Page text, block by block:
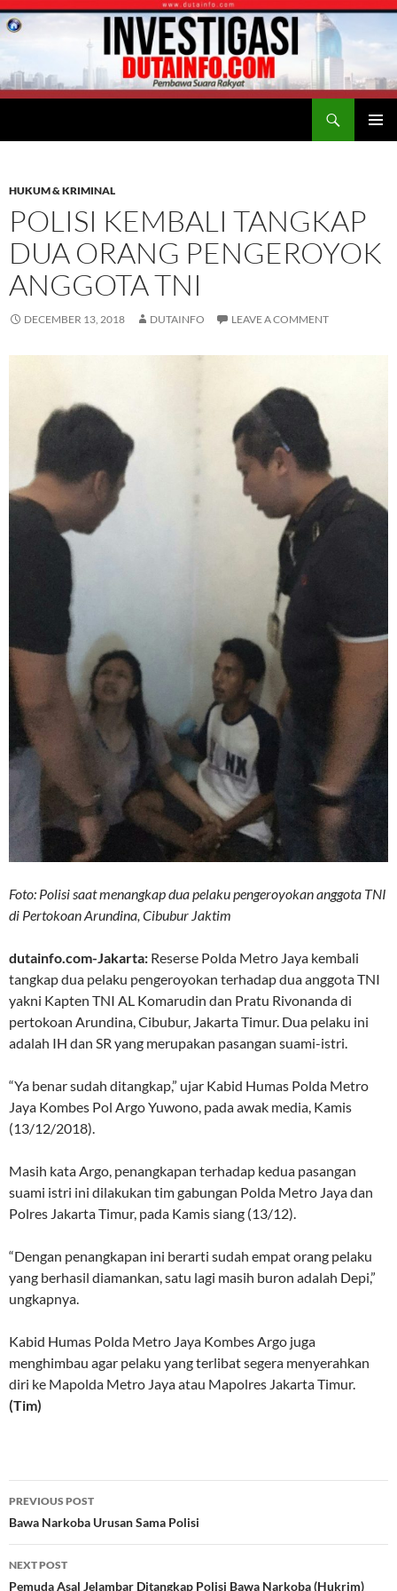
HUKUM & KRIMINAL
POLISI KEMBALI TANGKAP
DUA ORANG PENGEROYOK
ANGGOTA TNI
DECEMBER 13, 2018 DUTAINFO LEAVE A COMMENT
Foto: Polisi saat menangkap dua pelaku pengeroyokan anggota TNI
di Pertokoan Arundina, Cibubur Jaktim
dutainfo.com-Jakarta: Reserse Polda Metro Jaya kembali
tangkap dua pelaku pengeroyokan terhadap dua anggota TNI
yakni Kapten TNI AL Komarudin dan Pratu Rivonanda di
pertokoan Arundina, Cibubur, Jakarta Timur. Dua pelaku ini
adalah IH dan SR yang merupakan pasangan suami-istri.
“Ya benar sudah ditangkap,” ujar Kabid Humas Polda Metro
Jaya Kombes Pol Argo Yuwono, pada awak media, Kamis
(13/12/2018).
Masih kata Argo, penangkapan terhadap kedua pasangan
suami istri ini dilakukan tim gabungan Polda Metro Jaya dan
Polres Jakarta Timur, pada Kamis siang (13/12).
“Dengan penangkapan ini berarti sudah empat orang pelaku
yang berhasil diamankan, satu lagi masih buron adalah Depi,”
ungkapnya.
Kabid Humas Polda Metro Jaya Kombes Argo juga
menghimbau agar pelaku yang terlibat segera menyerahkan
diri ke Mapolda Metro Jaya atau Mapolres Jakarta Timur.
(Tim)
Post
navigation
PREVIOUS POST
Bawa Narkoba Urusan Sama Polisi
NEXT POST
Pemuda Asal Jelambar Ditangkap Polisi Bawa Narkoba (Hukrim)